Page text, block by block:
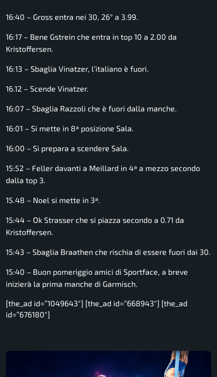
16:40 – Gross entra nei 30, 26° a 3.99.
16:17 – Bene Gstrein che entra in top 10 a 2.00 da
Kristoffersen.
16:13 – Sbaglia Vinatzer, l’italiano è fuori.
16.12 – Scende Vinatzer.
16:07 – Sbaglia Razzoli che è fuori dalla manche.
16:01 – Si mette in 8ª posizione Sala.
16:00 – Si prepara a scendere Sala.
15:52 – Feller davanti a Meillard in 4ª a mezzo secondo
dalla top 3.
15.48 – Noel si mette in 3ª.
15:44 – Ok Strasser che si piazza secondo a 0.71 da
Kristoffersen.
15:43 – Sbaglia Braathen che rischia di essere fuori dai 30.
15:40 – Buon pomeriggio amici di Sportface, a breve
inizierà la prima manche di Garmisch.
[the_ad id=”1049643″] [the_ad id=”668943″] [the_ad
id=”676180″]